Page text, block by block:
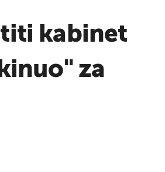
kabinet
za